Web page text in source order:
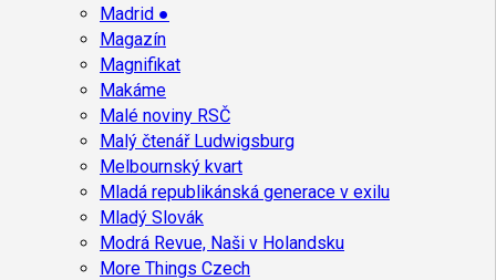
Madrid ●
Magazín
Magnifikat
Makáme
Malé noviny RSČ
Malý čtenář Ludwigsburg
Melbournský kvart
Mladá republikánská generace v exilu
Mladý Slovák
Modrá Revue, Naši v Holandsku
More Things Czech